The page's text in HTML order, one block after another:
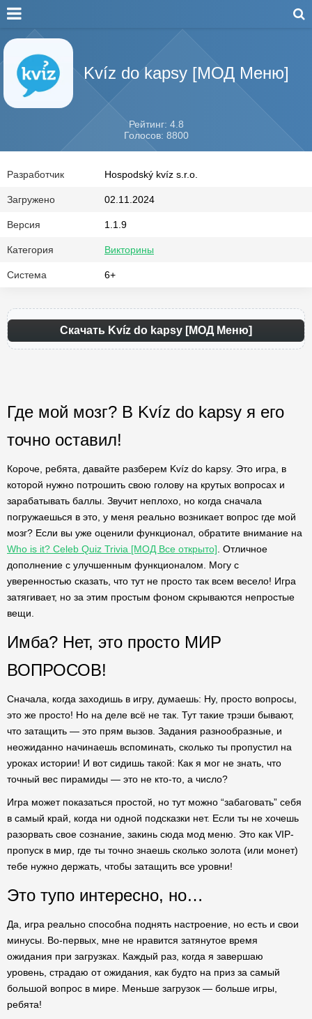
Kvíz do kapsy [МОД Меню]
Рейтинг: 4.8
Голосов: 8800
Разработчик Hospodský kvíz s.r.o.
Загружено 02.11.2024
Версия 1.1.9
Категория Викторины
Система 6+
Скачать Kvíz do kapsy [МОД Меню]
Где мой мозг? В Kvíz do kapsy я его
точно оставил!
Короче, ребята, давайте разберем Kvíz do kapsy. Это игра, в
которой нужно потрошить свою голову на крутых вопросах и
зарабатывать баллы. Звучит неплохо, но когда сначала
погружаешься в это, у меня реально возникает вопрос где мой
мозг? Если вы уже оценили функционал, обратите внимание на
Who is it? Celeb Quiz Trivia [МОД Все открыто] . Отличное
дополнение с улучшенным функционалом. Могу с
уверенностью сказать, что тут не просто так всем весело! Игра
затягивает, но за этим простым фоном скрываются непростые
вещи.
Имба? Нет, это просто МИР
ВОПРОСОВ!
Сначала, когда заходишь в игру, думаешь: Ну, просто вопросы,
это же просто! Но на деле всё не так. Тут такие трэши бывают,
что затащить — это прям вызов. Задания разнообразные, и
неожиданно начинаешь вспоминать, сколько ты пропустил на
уроках истории! И вот сидишь такой: Как я мог не знать, что
точный вес пирамиды — это не кто-то, а число?
Игра может показаться простой, но тут можно “забаговать” себя
в самый край, когда ни одной подсказки нет. Если ты не хочешь
разорвать свое сознание, закинь сюда мод меню. Это как VIP-
пропуск в мир, где ты точно знаешь сколько золота (или монет)
тебе нужно держать, чтобы затащить все уровни!
Это тупо интересно, но…
Да, игра реально способна поднять настроение, но есть и свои
минусы. Во-первых, мне не нравится затянутое время
ожидания при загрузках. Каждый раз, когда я завершаю
уровень, страдаю от ожидания, как будто на приз за самый
большой вопрос в мире. Меньше загрузок — больше игры,
ребята!